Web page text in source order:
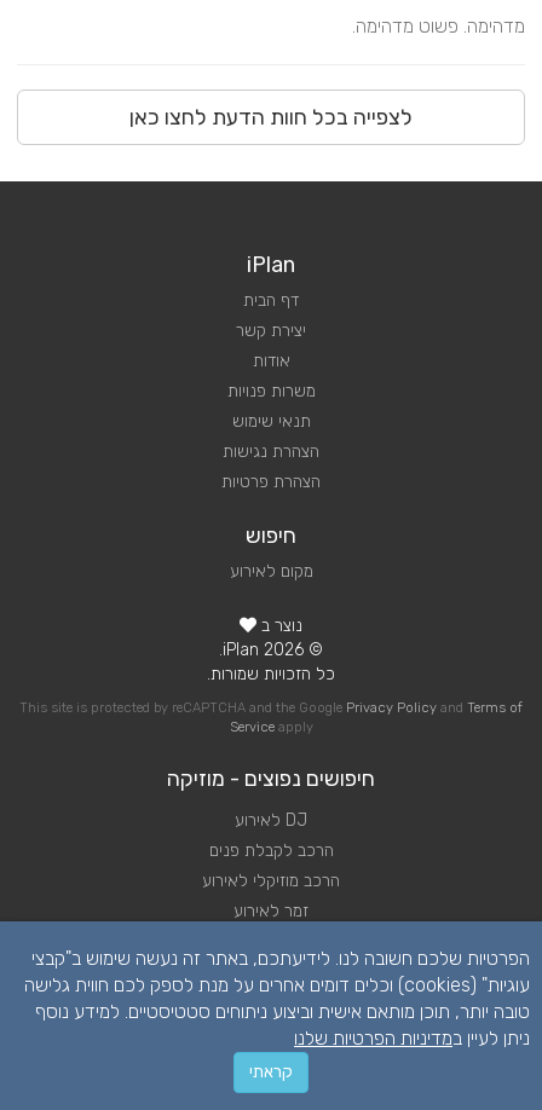
מדהימה. פשוט מדהימה.
לצפייה בכל חוות הדעת לחצו כאן
iPlan
דף הבית
יצירת קשר
אודות
משרות פנויות
תנאי שימוש
הצהרת נגישות
הצהרת פרטיות
חיפוש
מקום לאירוע
נוצר ב
© 2026 iPlan.
כל הזכויות שמורות.
This site is protected by reCAPTCHA and the Google Privacy Policy and Terms of
Serviceapply
חיפושים נפוצים - מוזיקה
DJ לאירוע
הרכב לקבלת פנים
הרכב מוזיקלי לאירוע
זמר לאירוע
נגן לאירוע
תקליטן לאירוע
הפרטיות שלכם חשובה לנו. לידיעתכם, באתר זה נעשה שימוש ב"קבצי
עוגיות" (cookies) וכלים דומים אחרים על מנת לספק לכם חווית גלישה
טובה יותר, תוכן מותאם אישית וביצוע ניתוחים סטטיסטיים. למידע נוסף
ניתן לעיין במדיניות הפרטיות שלנו
קראתי